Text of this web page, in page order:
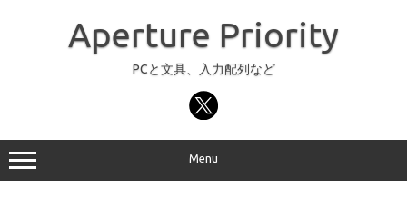
Aperture Priority
PCと文具、入力配列など
Menu